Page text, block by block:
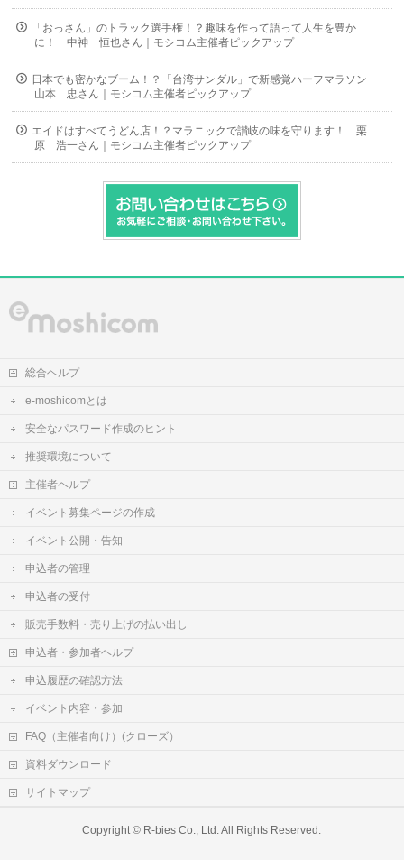
「おっさん」のトラック選手権！？趣味を作って語って人生を豊か
に！ 中神 恒也さん｜モシコム主催者ピックアップ
日本でも密かなブーム！？「台湾サンダル」で新感覚ハーフマラソン
山本 忠さん｜モシコム主催者ピックアップ
エイドはすべてうどん店！？マラニックで讃岐の味を守ります！ 栗
原 浩一さん｜モシコム主催者ピックアップ
総合ヘルプ
e-moshicomとは
安全なパスワード作成のヒント
推奨環境について
主催者ヘルプ
イベント募集ページの作成
イベント公開・告知
申込者の管理
申込者の受付
販売手数料・売り上げの払い出し
申込者・参加者ヘルプ
申込履歴の確認方法
イベント内容・参加
FAQ（主催者向け）(クローズ）
資料ダウンロード
サイトマップ
Copyright © R-bies Co., Ltd.All Rights Reserved.